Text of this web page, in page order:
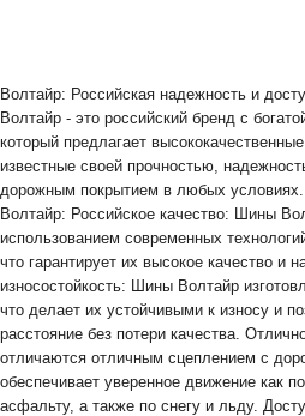
Волтайр: Российская надежность и
Волтайр - это российский бренд с
который предлагает
известные своей прочностью,
дорожным покрытием в любых
Волтайр: Российское качество: Шины
использованием современных
что гарантирует их высокое качество и
износостойкость: Шины Волтайр
что делает их устойчивыми к износу и
расстояние без потери качества.
отличаются отличным сцеплением с
обеспечивает уверенное движение как
асфальту, а также по снегу и льду.